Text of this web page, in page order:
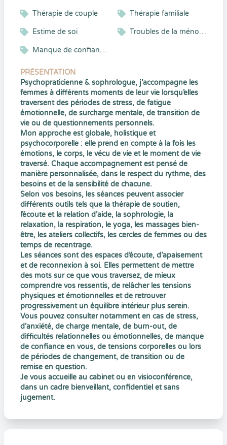
Thérapie de couple Thérapie familiale
Estime de soi Troubles de la ménopause
Manque de confiance en soi
PRÉSENTATION
Psychopraticienne & sophrologue, j’accompagne les
femmes à différents moments de leur vie lorsqu’elles
traversent des périodes de stress, de fatigue
émotionnelle, de surcharge mentale, de transition de
vie ou de questionnements personnels.
Mon approche est globale, holistique et
psychocorporelle : elle prend en compte à la fois les
émotions, le corps, le vécu de vie et le moment de vie
traversé. Chaque accompagnement est pensé de
manière personnalisée, dans le respect du rythme, des
besoins et de la sensibilité de chacune.
Selon vos besoins, les séances peuvent associer
différents outils tels que la thérapie de soutien,
l’écoute et la relation d’aide, la sophrologie, la
relaxation, la respiration, le yoga, les massages bien-
être, les ateliers collectifs, les cercles de femmes ou des
temps de recentrage.
Les séances sont des espaces d’écoute, d’apaisement
et de reconnexion à soi. Elles permettent de mettre
des mots sur ce que vous traversez, de mieux
comprendre vos ressentis, de relâcher les tensions
physiques et émotionnelles et de retrouver
progressivement un équilibre intérieur plus serein.
Vous pouvez consulter notamment en cas de stress,
d’anxiété, de charge mentale, de burn-out, de
difficultés relationnelles ou émotionnelles, de manque
de confiance en vous, de tensions corporelles ou lors
de périodes de changement, de transition ou de
remise en question.
Je vous accueille au cabinet ou en visioconférence,
dans un cadre bienveillant, confidentiel et sans
jugement.